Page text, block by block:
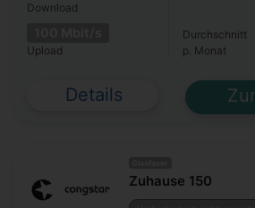
Download
Upload
Durchschnitt
p. Monat
Details
Zuhause 150